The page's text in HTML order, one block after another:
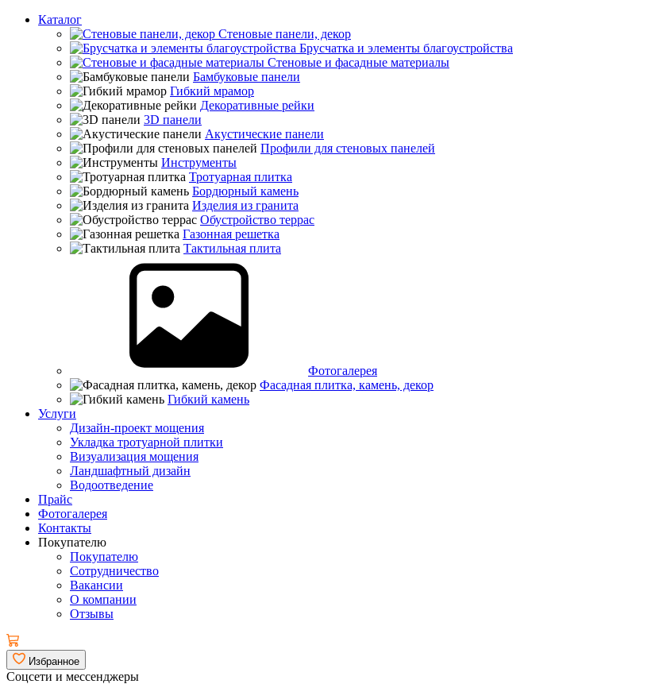
Каталог
Стеновые панели, декор
Брусчатка и элементы благоустройства
Стеновые и фасадные материалы
Бамбуковые панели
Гибкий мрамор
Декоративные рейки
3D панели
Акустические панели
Профили для стеновых панелей
Инструменты
Тротуарная плитка
Бордюрный камень
Изделия из гранита
Обустройство террас
Газонная решетка
Тактильная плита
Фотогалерея
Фасадная плитка, камень, декор
Гибкий камень
Услуги
Дизайн-проект мощения
Укладка тротуарной плитки
Визуализация мощения
Ландшафтный дизайн
Водоотведение
Прайс
Фотогалерея
Контакты
Покупателю
Покупателю
Сотрудничество
Вакансии
О компании
Отзывы
Избранное
Соцсети и мессенджеры